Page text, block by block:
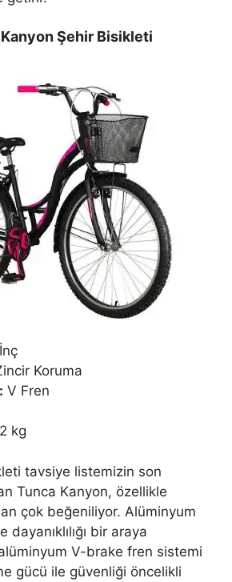
Şehir Bisikleti
Koruma
V Fren
kg
tavsiye listemizin son
Tunca Kanyon, özellikle
çok beğeniliyor. Alüminyum
bir araya
V-brake fren sistemi
gücü ile güvenliği öncelikli